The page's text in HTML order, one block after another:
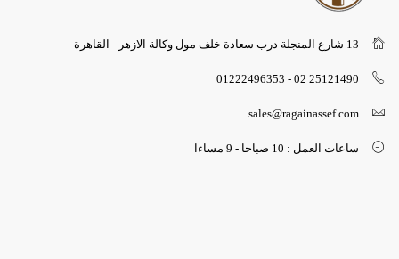
13 شارع المنجلة درب سعادة خلف مول وكالة الازهر - القاهرة
25121490 02 - 01222496353
sales@ragainassef.com
ساعات العمل : 10 صباحا - 9 مساءا